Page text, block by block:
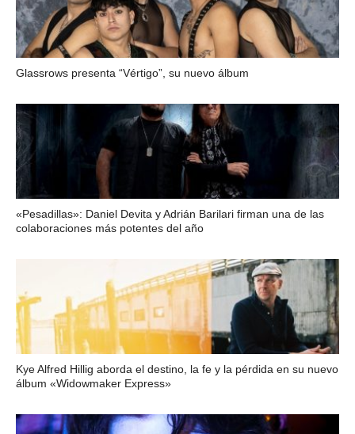
Glassrows presenta “Vértigo”, su nuevo álbum
«Pesadillas»: Daniel Devita y Adrián Barilari firman una de las
colaboraciones más potentes del año
Kye Alfred Hillig aborda el destino, la fe y la pérdida en su nuevo
álbum «Widowmaker Express»